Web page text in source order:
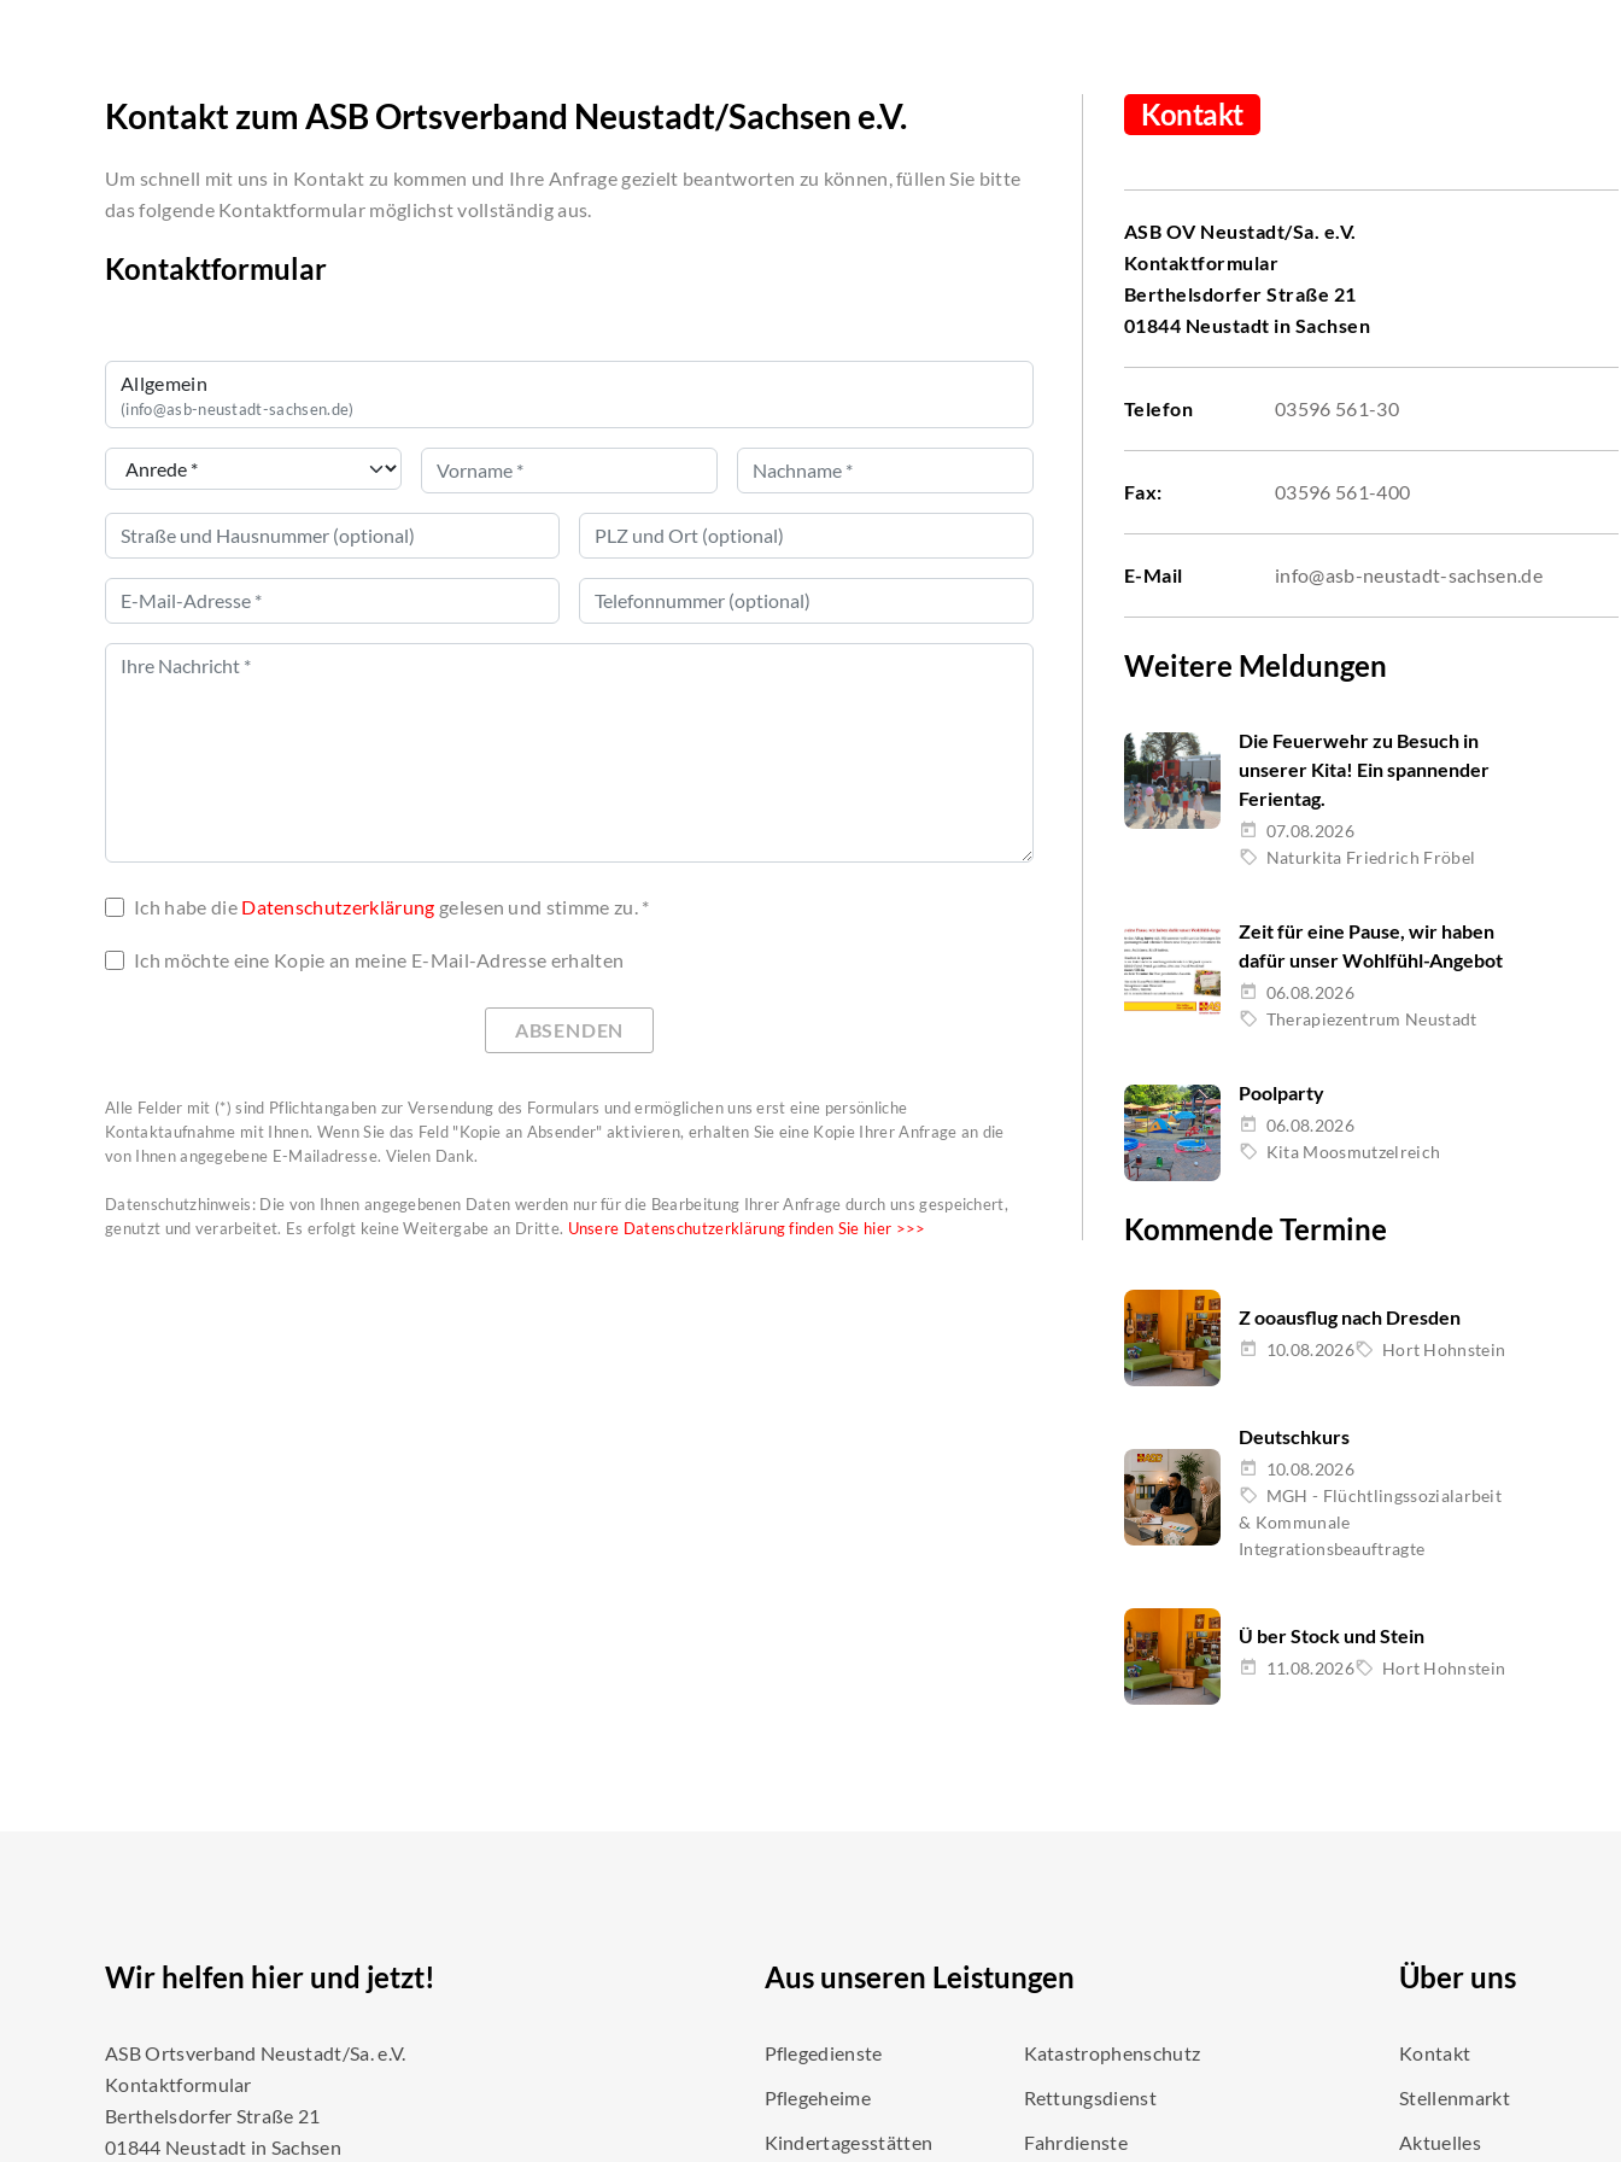
Kontakt
ASB OV Neustadt/Sa. e.V.
Kontaktformular
Berthelsdorfer Straße 21
01844 Neustadt in Sachsen
Telefon 03596 561-30
Fax: 03596 561-400
E-Mail info@asb-neustadt-sachsen.de
Weitere Meldungen
Die Feuerwehr zu Besuch in
unserer Kita! Ein spannender
Ferientag.
07.08.2026
Naturkita Friedrich Fröbel
Zeit für eine Pause, wir haben
dafür unser Wohlfühl-Angebot
06.08.2026
Therapiezentrum Neustadt
Poolparty
06.08.2026
Kita Moosmutzelreich
Kommende Termine
Z ooausflug nach Dresden
10.08.2026 Hort Hohnstein
Deutschkurs
10.08.2026
MGH - Flüchtlingssozialarbeit
& Kommunale
Integrationsbeauftragte
Ü ber Stock und Stein
11.08.2026 Hort Hohnstein
Kontakt zum ASB Ortsverband Neustadt/Sachsen e.V.
Um schnell mit uns in Kontakt zu kommen und Ihre Anfrage gezielt beantworten zu können, füllen Sie bitte
das folgende Kontaktformular möglichst vollständig aus.
Kontaktformular
Allgemein
(info@asb-neustadt-sachsen.de)
Ich habe die Datenschutzerklärung gelesen und stimme zu. *
Ich möchte eine Kopie an meine E-Mail-Adresse erhalten
ABSENDEN
Alle Felder mit (*) sind Pflichtangaben zur Versendung des Formulars und ermöglichen uns erst eine persönliche
Kontaktaufnahme mit Ihnen. Wenn Sie das Feld "Kopie an Absender" aktivieren, erhalten Sie eine Kopie Ihrer Anfrage an die
von Ihnen angegebene E-Mailadresse. Vielen Dank.
Datenschutzhinweis: Die von Ihnen angegebenen Daten werden nur für die Bearbeitung Ihrer Anfrage durch uns gespeichert,
genutzt und verarbeitet. Es erfolgt keine Weitergabe an Dritte. Unsere Datenschutzerklärung finden Sie hier >>>
Wir helfen hier und jetzt!
ASB Ortsverband Neustadt/Sa. e.V.
Kontaktformular
Berthelsdorfer Straße 21
01844 Neustadt in Sachsen
Aus unseren Leistungen
Pflegedienste
Pflegeheime
Kindertagesstätten
Katastrophenschutz
Rettungsdienst
Fahrdienste
Über uns
Kontakt
Stellenmarkt
Aktuelles